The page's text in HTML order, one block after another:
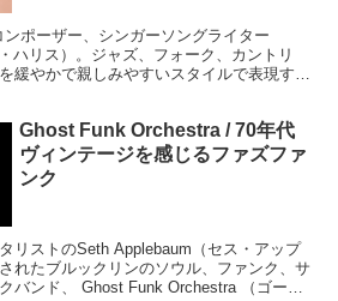
ポーザー、シンガーソングライター
ハリス）。ジャズ、フォーク、カントリ
緩やかで親しみやすいスタイルで表現する
Ghost Funk Orchestra / 70年代
ヴィンテージを感じるファズファ
ンク
リストのSeth Applebaum（セス・アップ
れたブルックリンのソウル、ファンク、サ
バンド、 Ghost Funk Orchestra （ゴース